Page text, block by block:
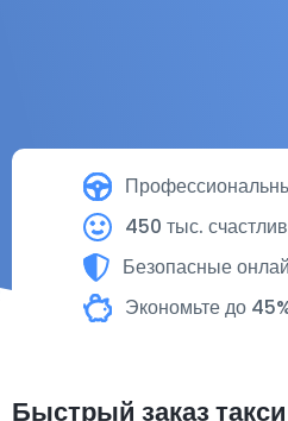
450 тыс.
Безопасные
Экономьте до
Быстрый заказ